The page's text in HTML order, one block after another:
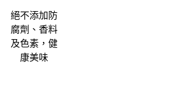
絕不添加防
腐劑、香料
及色素，健
康美味